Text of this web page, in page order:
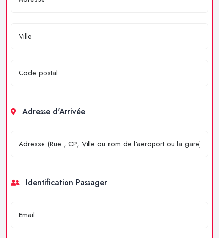
Adresse d'Arrivée
Identification Passager